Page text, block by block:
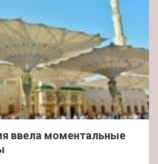
ввела моментальные